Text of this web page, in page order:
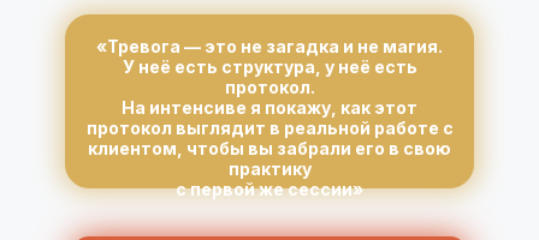
«Тревога — это не загадка и не магия.
У неё есть структура, у неё есть
протокол.
На интенсиве я покажу, как этот
протокол выглядит в реальной работе с
клиентом, чтобы вы забрали его в свою
практику
с первой же сессии»